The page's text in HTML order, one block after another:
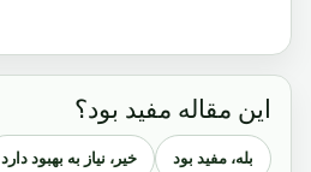
این مقاله مفید بود؟
بله، مفید بود خیر، نیاز به بهبود دارد